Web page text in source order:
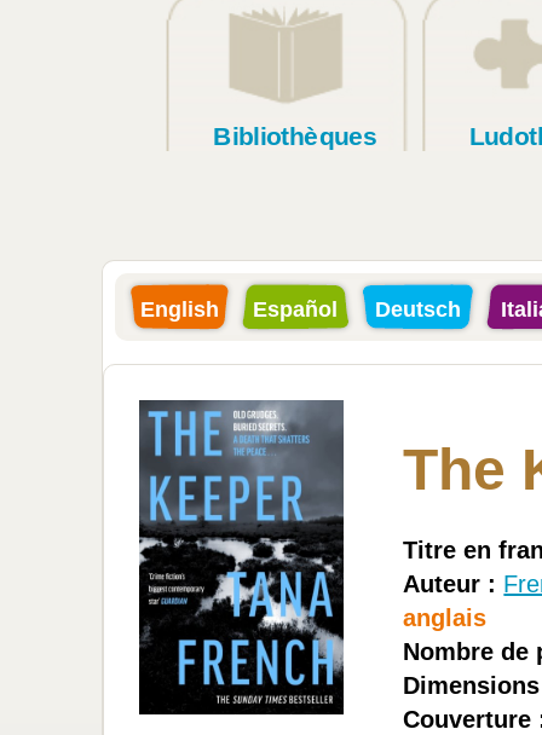
Bibliothèques
English Español Deutsch
The
Titre en
Auteur :
anglais
Nombre de
Couverture